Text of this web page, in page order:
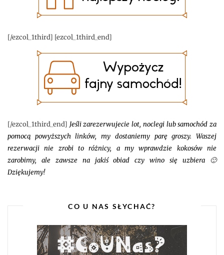
[/ezcol_1third] [ezcol_1third_end]
[/ezcol_1third_end] Jeśli zarezerwujecie lot, noclegi lub samochód za
pomocą powyższych linków, my dostaniemy parę groszy. Waszej
rezerwacji nie zrobi to różnicy, a my wprawdzie kokosów nie
zarobimy, ale zawsze na jakiś obiad czy wino się uzbiera 🙂
Dziękujemy!
CO U NAS SŁYCHAĆ?